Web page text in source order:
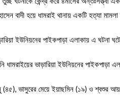
বাদী হয়ে ধামরাই থানায় একটি হত্যা মামলা
ইউনিয়নের পাইকপাড়া এলাকায় এ ঘটনা
ভাড়ারিয়া ইউনিয়নের পাইকপাড়া
(৪৫), ভাসুরের মেয়ে ইয়াছমিন (১৯) ও শ্বশুর